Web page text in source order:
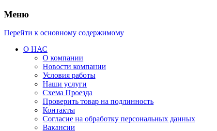
Меню
Перейти к основному содержимому
О НАС
О компании
Новости компании
Условия работы
Наши услуги
Схема Проезда
Проверить товар на подлинность
Контакты
Согласие на обработку персональных данных
Вакансии